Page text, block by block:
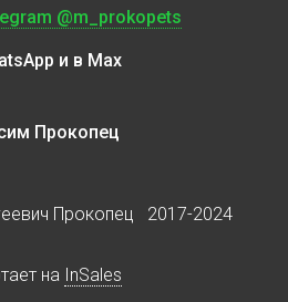
@m_prokopets
и в Max
Прокопец
Прокопец 2017-2024
на InSales